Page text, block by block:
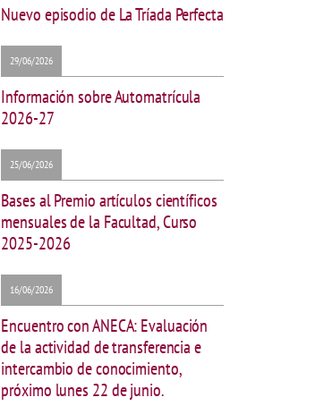
Nuevo episodio de La Tríada Perfecta
29/06/2026
Información sobre Automatrícula
2026-27
25/06/2026
Bases al Premio artículos científicos
mensuales de la Facultad, Curso
2025-2026
16/06/2026
Encuentro con ANECA: Evaluación
de la actividad de transferencia e
intercambio de conocimiento,
próximo lunes 22 de junio.